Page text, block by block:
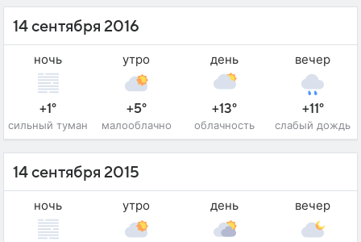
14 сентября 2016
ночь
+1°
сильный туман
утро
+5°
малооблачно
день
+13°
облачность
вечер
+11°
слабый дождь
14 сентября 2015
ночь утро день вечер